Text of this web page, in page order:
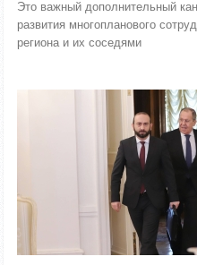
Это важный дополнительный
развития многопланового
региона и их соседями